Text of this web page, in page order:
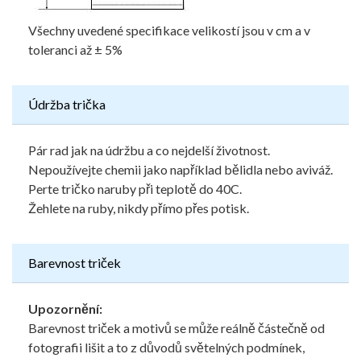
Všechny uvedené specifikace velikostí jsou v cm a v
toleranci až ± 5%
Údržba trička
Pár rad jak na údržbu a co nejdelší životnost.
Nepoužívejte chemii jako například bělidla nebo aviváž.
Perte tričko naruby při teplotě do 40C.
Žehlete na ruby, nikdy přímo přes potisk.
Barevnost triček
Upozornění:
Barevnost triček a motivů se může reálně částečně od
fotografii lišit a to z důvodů světelných podmínek,